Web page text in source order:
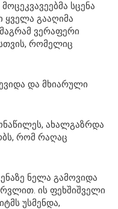
სცენა
ყველა გააღიმა
ვერაფერი
რომელიც
და მხიარული
ახალგაზრდა
რომ რაღაც
ნელა გამოვიდა
ის ფეხშიშველი
უსმენდა,